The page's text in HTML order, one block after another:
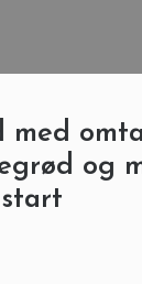
med
og